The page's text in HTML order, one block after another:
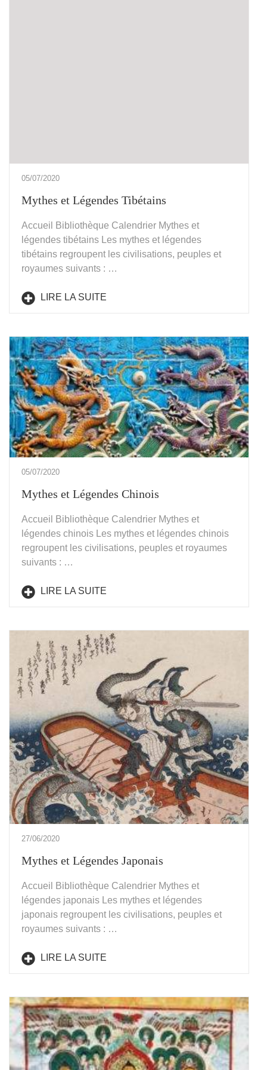
05/07/2020
Mythes et Légendes Tibétains
Accueil Bibliothèque Calendrier Mythes et
légendes tibétains Les mythes et légendes
tibétains regroupent les civilisations, peuples et
royaumes suivants : …
LIRE LA SUITE
05/07/2020
Mythes et Légendes Chinois
Accueil Bibliothèque Calendrier Mythes et
légendes chinois Les mythes et légendes chinois
regroupent les civilisations, peuples et royaumes
suivants : …
LIRE LA SUITE
27/06/2020
Mythes et Légendes Japonais
Accueil Bibliothèque Calendrier Mythes et
légendes japonais Les mythes et légendes
japonais regroupent les civilisations, peuples et
royaumes suivants : …
LIRE LA SUITE